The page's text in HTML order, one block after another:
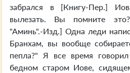
забрался в [Книгу-Пер.]
вылезать. Вы помните
"Аминь".-Изд.] Одна леди
Бранхам, вы вообще
пепла?" Я все время
бедном старом Иове,